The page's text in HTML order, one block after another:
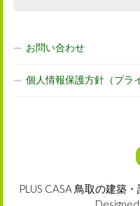
お問い合わせ
個人情報保護方針（プラ
PLUS CASA 鳥取の建築